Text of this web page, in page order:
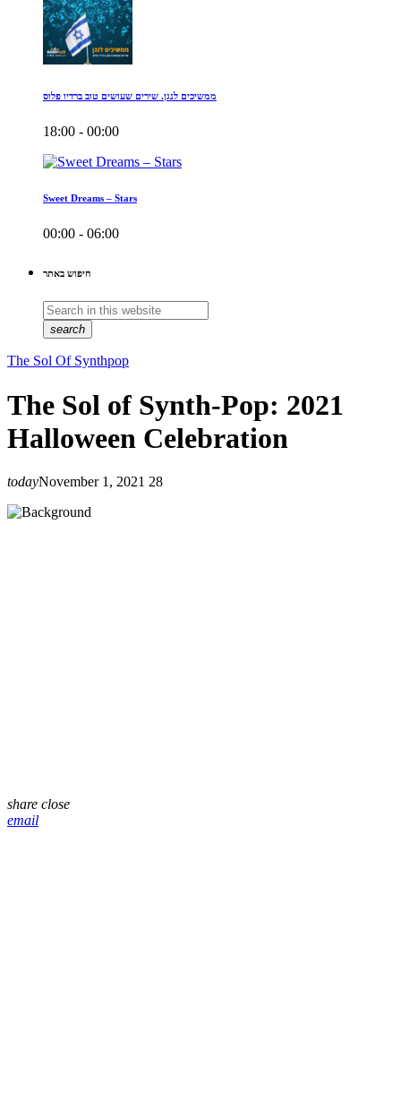
ממשיכים לנגן. שירים שעושים טוב ברדיו פלוס
18:00 - 00:00
Sweet Dreams – Stars
00:00 - 06:00
חיפוש באתר
search
The Sol Of Synthpop
The Sol of Synth-Pop: 2021
Halloween Celebration
todayNovember 1, 2021 28
share close
email